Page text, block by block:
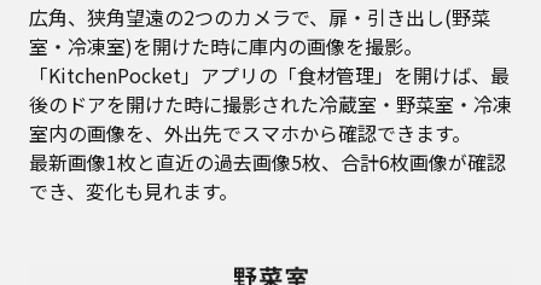
広角、狭角望遠の2つのカメラで、扉・引き出し(野菜
室・冷凍室)を開けた時に庫内の画像を撮影。
「KitchenPocket」アプリの「食材管理」を開けば、最
後のドアを開けた時に撮影された冷蔵室・野菜室・冷凍
室内の画像を、外出先でスマホから確認できます。
最新画像1枚と直近の過去画像5枚、合計6枚画像が確認
でき、変化も見れます。